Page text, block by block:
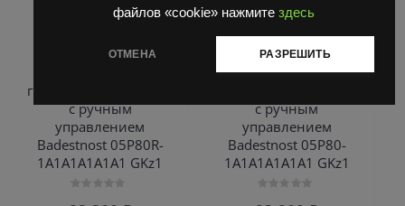
файлов «cookie» нажмите здесь
ОТМЕНА РАЗРЕШИТЬ
Моноблочные
ручным управлением
гидрораспределитель
с ручным
управлением
Badestnost 05Р80R-
1А1А1A1А1А1 GKz1
Моноблочные
ручным управлением
Моноблочный
с ручным
управлением
Badestnost 05Р80-
1А1А1A1А1А1 GKz1